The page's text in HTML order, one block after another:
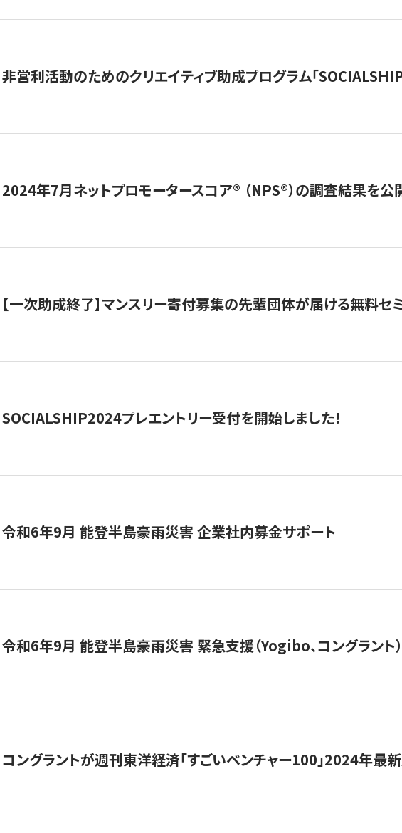
非営利活動のためのクリエイティブ助成プログラム「
2024年7月ネットプロモータースコア®︎ （NPS®︎）の調査結果を公
【一次助成終了】マンスリー寄付募集の先輩団体が届ける無料セ
SOCIALSHIP2024プレエントリー受付を開始しました！
令和6年9月 能登半島豪雨災害 企業社内募金サポート
令和6年9月 能登半島豪雨災害 緊急支援（Yogibo、コングラント）
コングラントが週刊東洋経済「すごいベンチャー100」2024年最